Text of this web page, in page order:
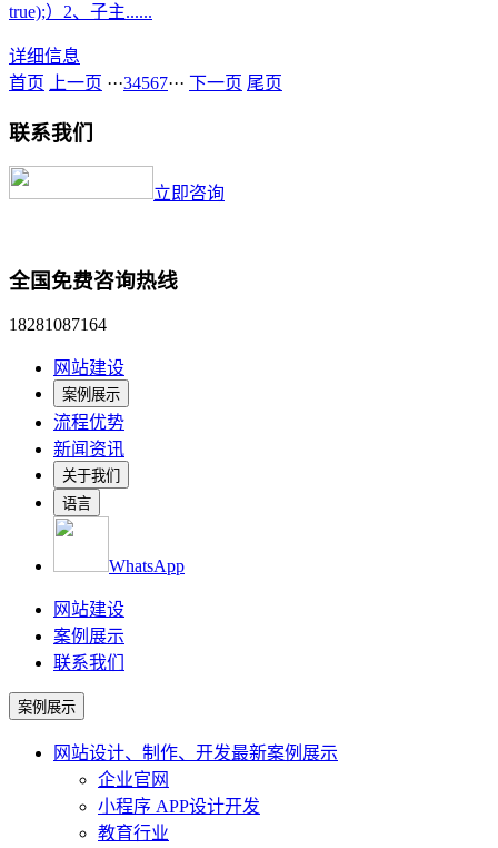
true);）2‌、子主......
详细信息
首页
上一页 ···34567··· 下一页 尾页
联系我们
立即咨询
全国免费咨询热线
18281087164
网站建设
案例展示
流程优势
新闻资讯
关于我们
语言
WhatsApp
网站建设
案例展示
联系我们
案例展示
网站设计、制作、开发最新案例展示
企业官网
小程序 APP设计开发
教育行业